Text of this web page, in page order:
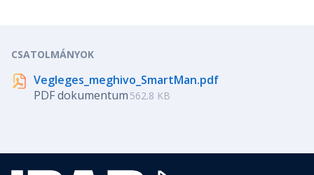
CSATOLMÁNYOK
Vegleges_meghivo_SmartMan.pdf
PDF dokumentum 562.8 KB